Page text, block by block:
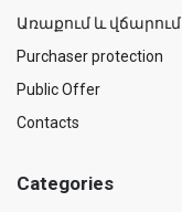
Առաքում և վճարում
Purchaser protection
Public Offer
Contacts
Categories